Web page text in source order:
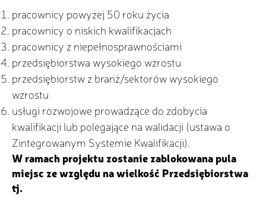
pracownicy powyżej 50 roku życia
pracownicy o niskich kwalifikacjach
pracownicy z niepełnosprawnościami
przedsiębiorstwa wysokiego wzrostu
przedsiębiorstw z branż/sektorów wysokiego
wzrostu
usługi rozwojowe prowadzące do zdobycia
kwalifikacji lub polegające na walidacji (ustawa o
Zintegrowanym Systemie Kwalifikacji).
W ramach projektu zostanie zablokowana pula
miejsc ze względu na wielkość Przedsiębiorstwa
tj.